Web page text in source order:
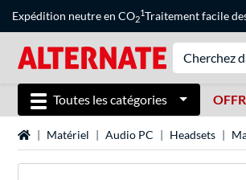
Expédition neutre en CO2
1Traitement facile
Toutes les catégories
Page d'accueil
Matériel Audio PC Headsets